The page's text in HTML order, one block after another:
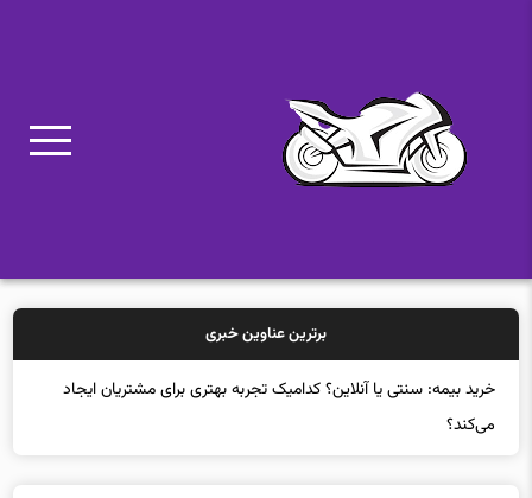
برترین عناوین خبری
خرید بیمه: سنتی یا آنلاین؟ کدامیک تجربه بهتری برای مشتریان ایجاد
می‌کند؟